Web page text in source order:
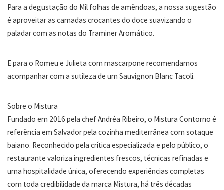
Para a degustação do Mil folhas de amêndoas, a nossa sugestão
é aproveitar as camadas crocantes do doce suavizando o
paladar com as notas do Traminer Aromático.
E para o Romeu e Julieta com mascarpone recomendamos
acompanhar com a sutileza de um Sauvignon Blanc Tacoli.
Sobre o Mistura
Fundado em 2016 pela chef Andréa Ribeiro, o Mistura Contorno é
referência em Salvador pela cozinha mediterrânea com sotaque
baiano. Reconhecido pela crítica especializada e pelo público, o
restaurante valoriza ingredientes frescos, técnicas refinadas e
uma hospitalidade única, oferecendo experiências completas
com toda credibilidade da marca Mistura, há três décadas